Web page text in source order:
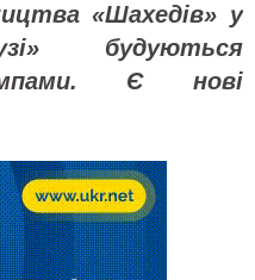
«Шахедів» у
будуються
Є нові